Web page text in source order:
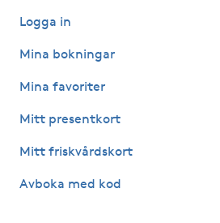
Hårförlängning
Hårvård
Logga in
Mina bokningar
Mina favoriter
Mitt presentkort
Mitt friskvårdskort
Avboka med kod